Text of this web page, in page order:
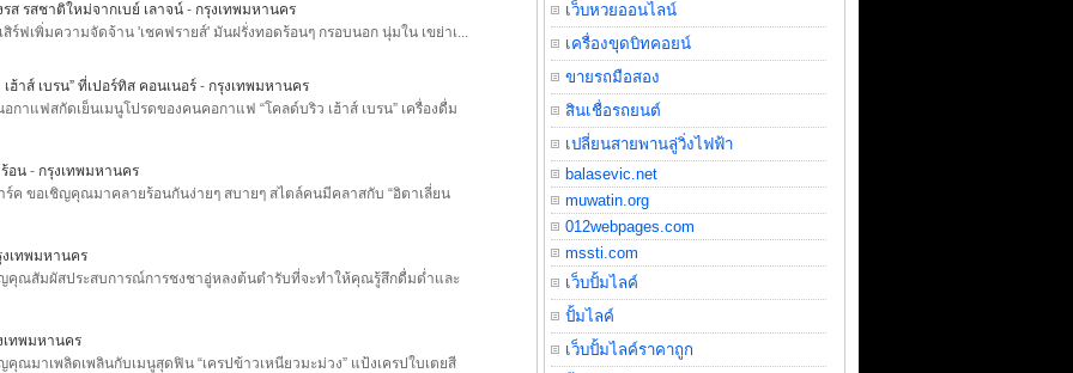
ส รสชาติใหม่จากเบย์ เลาจน์- กรุงเทพมหานคร
สิร์ฟเพิ่มความจัดจ้าน 'เชคฟรายส์' มันฝรั่งทอดร้อนๆ กรอบนอก นุ่มใน เขย่าเ...
าส์ เบรน” ที่เปอร์ทิส คอนเนอร์- กรุงเทพมหานคร
อกาแฟสกัดเย็นเมนูโปรดของคนคอกาแฟ “โคลด์บริว เฮ้าส์ เบรน” เครื่องดื่ม
อน- กรุงเทพมหานคร
ร์ค ขอเชิญคุณมาคลายร้อนกันง่ายๆ สบายๆ สไตล์คนมีคลาสกับ “อิตาเลี่ยน
งเทพมหานคร
ญคุณสัมผัสประสบการณ์การชงชาอู่หลงต้นตำรับที่จะทำให้คุณรู้สึกดื่มด่ำและ
เทพมหานคร
คุณมาเพลิดเพลินกับเมนูสุดฟิน “เครปข้าวเหนียวมะม่วง” แป้งเครปใบเตยสี
เว็บหวยออนไลน์
เครื่องขุดบิทคอยน์
ขายรถมือสอง
สินเชื่อรถยนต์
เปลี่ยนสายพานลู่วิ่งไฟฟ้า
balasevic.net
muwatin.org
012webpages.com
mssti.com
เว็บปั้มไลค์
ปั้มไลค์
เว็บปั้มไลค์ราคาถูก